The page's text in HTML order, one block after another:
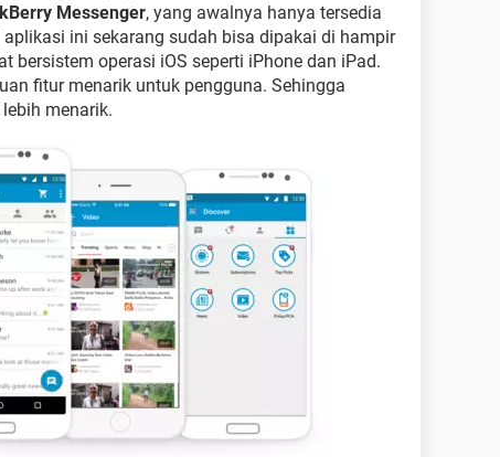
Messenger, yang awalnya hanya tersedia
ini sekarang sudah bisa dipakai di hampir
bersistem operasi iOS seperti iPhone dan iPad.
fitur menarik untuk pengguna. Sehingga
menarik.